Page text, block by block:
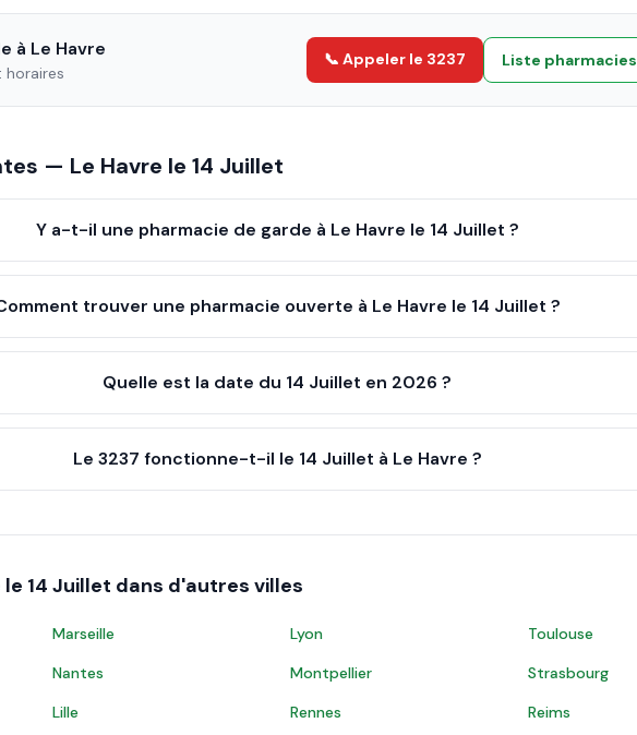
à Le Havre
horaires
📞 Appeler le 3237 Liste pharmacies
— Le Havre le 14 Juillet
Y a-t-il une pharmacie de garde à Le Havre le 14 Juillet ?
trouver une pharmacie ouverte à Le Havre le 14 Juillet ?
Quelle est la date du 14 Juillet en 2026 ?
Le 3237 fonctionne-t-il le 14 Juillet à Le Havre ?
le 14 Juillet dans d'autres villes
Marseille Lyon
Toulouse
Nantes Montpellier
Strasbourg
Lille Rennes Reims